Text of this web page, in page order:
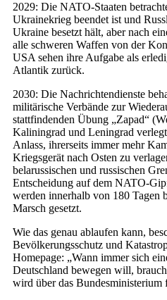
2029: Die NATO-Staaten
Ukrainekrieg beendet ist und
Ukraine besetzt hält, aber nach
alle schweren Waffen von der
USA sehen ihre Aufgabe als
Atlantik zurück.
2030: Die Nachrichtendienste
militärische Verbände zur
stattfindenden Übung „Zapad“
Kaliningrad und Leningrad
Anlass, ihrerseits immer mehr
Kriegsgerät nach Osten zu
belarussischen und russischen
Entscheidung auf dem NATO-
werden innerhalb von 180 Tagen
Marsch gesetzt.
Wie das genau ablaufen kann,
Bevölkerungsschutz und
Homepage: „Wann immer sich
Deutschland bewegen will,
wird über das Bundesministerium